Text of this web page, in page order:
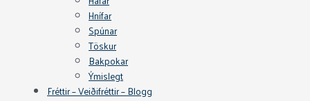
Hnífar
Spúnar
Töskur
Bakpokar
Ýmislegt
Fréttir – Veiðifréttir – Blogg